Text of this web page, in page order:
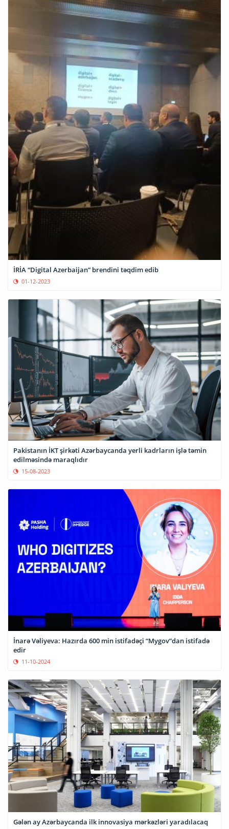
İRİA “Digital Azerbaijan” brendini təqdim edib
01-12-2023
Pakistanın İKT şirkəti Azərbaycanda yerli kadrların işlə təmin
edilməsində maraqlıdır
15-08-2023
İnarə Vəliyeva: Hazırda 600 min istifadəçi “Mygov”dan istifadə
edir
11-10-2024
Gələn ay Azərbaycanda ilk innovasiya mərkəzləri yaradılacaq